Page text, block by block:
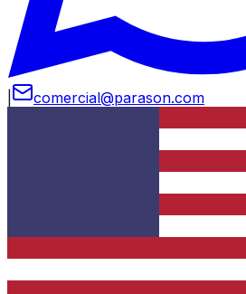
comercial@parason.com